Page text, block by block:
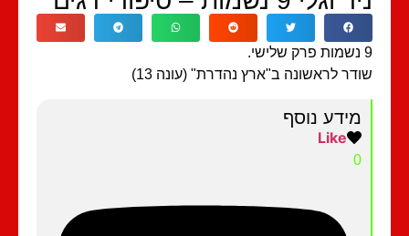
לראשונה ב"ארץ נהדרת" (עונה 13)
מידע נוסף